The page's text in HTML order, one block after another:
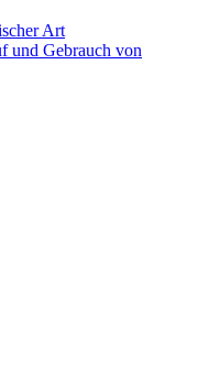
Art
und Gebrauch von